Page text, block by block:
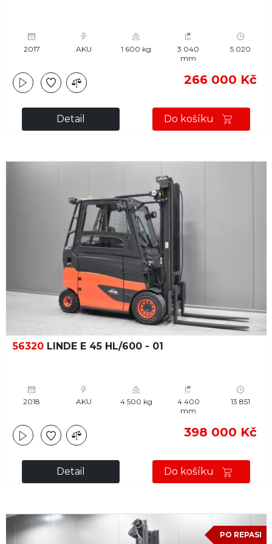
2017 AKU 1 600 kg
3 040
mm
5 020
266 000 Kč
Detail Do košíku
56320 LINDE E 45 HL/600 - 01
2018 AKU 4 500 kg
4 400
mm
13 851
398 000 Kč
Detail Do košíku
PO REPASI